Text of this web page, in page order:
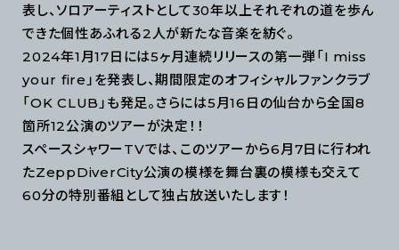
表し、ソロアーティストとして30年以上それぞれの道を歩ん
できた個性あふれる2人が新たな音楽を紡ぐ。
2024年1月17日には5ヶ月連続リリースの第一弾「I miss
your fire」を発表し、期間限定のオフィシャルファンクラブ
「OK CLUB」も発足。さらには5月16日の仙台から全国8
箇所12公演のツアーが決定！！
スペースシャワーTVでは、このツアーから6月7日に行われ
たZeppDiverCity公演の模様を舞台裏の模様も交えて
60分の特別番組として独占放送いたします！